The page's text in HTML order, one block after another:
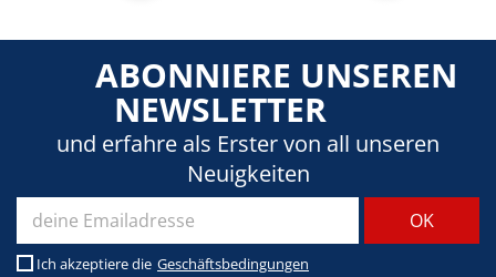
ABONNIERE UNSEREN
NEWSLETTER
und erfahre als Erster von all unseren
Neuigkeiten
Ich akzeptiere die Geschäftsbedingungen